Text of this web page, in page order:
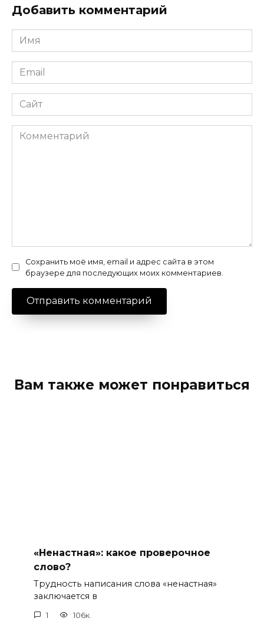
Добавить комментарий
Имя
*
Email
*
Сайт
Комментарий
Сохранить моё имя, email и адрес сайта в этом
браузере для последующих моих комментариев.
Вам также может понравиться
«Ненастная»: какое проверочное
слово?
Трудность написания слова «ненастная»
заключается в
1 106к.